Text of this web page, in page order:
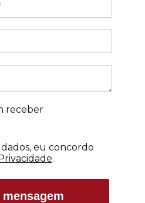
receber
eu concordo
.